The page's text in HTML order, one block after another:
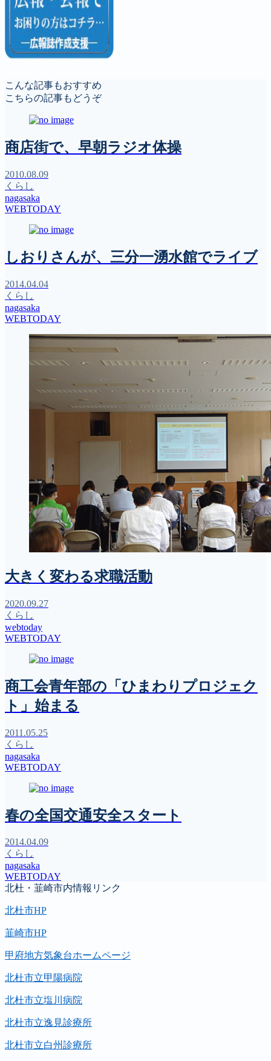
こんな記事もおすすめ
こちらの記事もどうぞ
商店街で、早朝ラジオ体操
2010.08.09
くらし
nagasaka
WEBTODAY
しおりさんが、三分一湧水館でライブ
2014.04.04
くらし
nagasaka
WEBTODAY
大きく変わる求職活動
2020.09.27
くらし
webtoday
WEBTODAY
商工会青年部の「ひまわりプロジェク
ト」始まる
2011.05.25
くらし
nagasaka
WEBTODAY
春の全国交通安全スタート
2014.04.09
くらし
nagasaka
WEBTODAY
北杜・韮崎市内情報リンク
北杜市HP
韮崎市HP
甲府地方気象台ホームページ
北杜市立甲陽病院
北杜市立塩川病院
北杜市立逸見診療所
北杜市立白州診療所